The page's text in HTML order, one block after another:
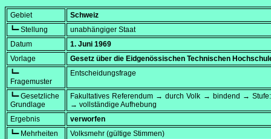
Gebiet
Schweiz
┗━ Stellung
unabhängiger Staat
Datum
1. Juni 1969
Vorlage
Gesetz über die Eidgenössischen Technischen
┗━
Fragemuster
Entscheidungsfrage
┗━ Gesetzliche
Grundlage
Fakultatives Referendum → durch Volk → bindend →
→ vollständige Aufhebung
Ergebnis
verworfen
┗━ Mehrheiten
Volksmehr (gültige Stimmen)